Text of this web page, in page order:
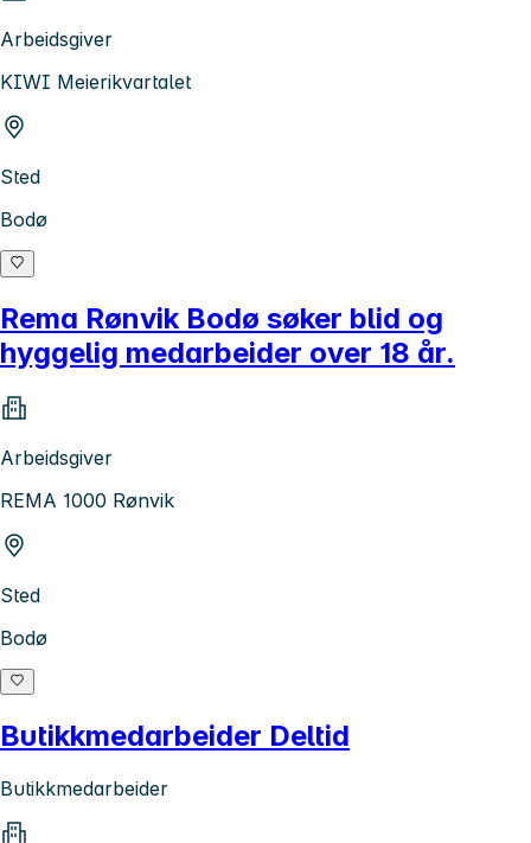
Arbeidsgiver
KIWI Meierikvartalet
Sted
Bodø
Rema Rønvik Bodø søker blid og
hyggelig medarbeider over 18 år.
Arbeidsgiver
REMA 1000 Rønvik
Sted
Bodø
Butikkmedarbeider Deltid
Butikkmedarbeider